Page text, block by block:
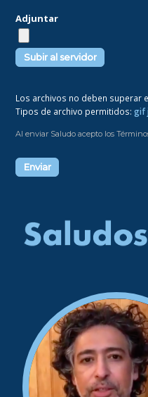
Adjuntar
Los archivos no deben superar
Tipos de archivo permitidos:gif
Al enviar Saludo acepto los